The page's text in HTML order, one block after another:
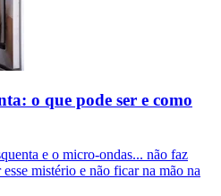
o que pode ser e como
e o micro-ondas... não faz
mistério e não ficar na mão na